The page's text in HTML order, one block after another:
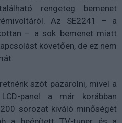
rengeteg bemenet
Az SE2241 – a
– a sok bemenet miatt
követően, de ez nem
szót pazarolni, mivel a
panel a már korábban
sorozat kiváló minőségét